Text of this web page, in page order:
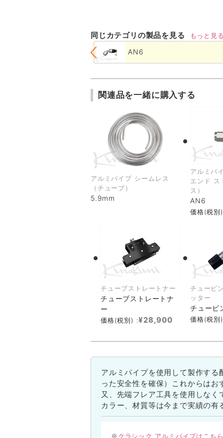
同じカテゴリの製品を見る もっと見
AN6
関連品を一緒に購入する
アルミパイプ シームレス
（チューブ）
5.9mm
アルミパ
エンド ス
ス）
AN6
価格(税別
チューブストレートナー
チューブストレートナ
ー
価格(税別) :¥28,900
チュービ
ッター
チュービ
価格(税別
アルミパイプを使用して製作す
った安全性を確保）これからは
又、先端フレア工具を使用しな
カラー、材質等は今まで実績の
※ クラシック アルミパイプはこち